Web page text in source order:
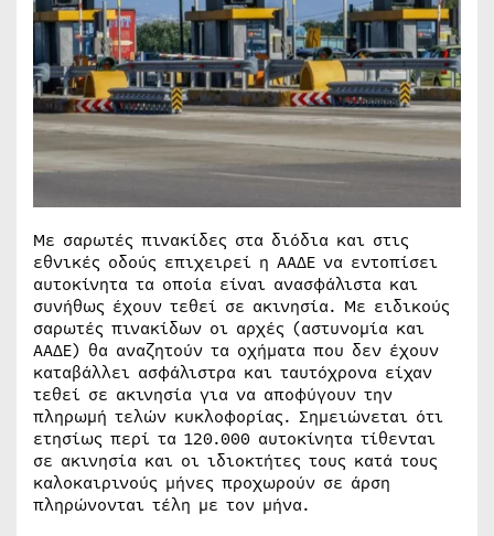
Με σαρωτές πινακίδες στα διόδια και στις
εθνικές οδούς επιχειρεί η ΑΑΔΕ να εντοπίσει
αυτοκίνητα τα οποία είναι ανασφάλιστα και
συνήθως έχουν τεθεί σε ακινησία. Με ειδικούς
σαρωτές πινακίδων οι αρχές (αστυνομία και
ΑΑΔΕ) θα αναζητούν τα οχήματα που δεν έχουν
καταβάλλει ασφάλιστρα και ταυτόχρονα είχαν
τεθεί σε ακινησία για να αποφύγουν την
πληρωμή τελών κυκλοφορίας. Σημειώνεται ότι
ετησίως περί τα 120.000 αυτοκίνητα τίθενται
σε ακινησία και οι ιδιοκτήτες τους κατά τους
καλοκαιρινούς μήνες προχωρούν σε άρση
πληρώνονται τέλη με τον μήνα.